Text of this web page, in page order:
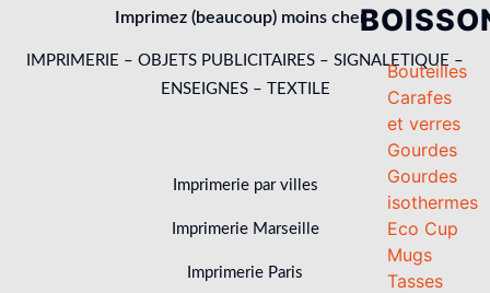
Bouteilles
Carafes
et verres
Gourdes
Gourdes
isothermes
Eco Cup
Mugs
Tasses
Imprimez (beaucoup) moins cher !
IMPRIMERIE – OBJETS PUBLICITAIRES – SIGNALETIQUE –
ENSEIGNES – TEXTILE
Imprimerie par villes
Imprimerie Marseille
Imprimerie Paris